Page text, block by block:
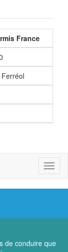
France
de conduire que